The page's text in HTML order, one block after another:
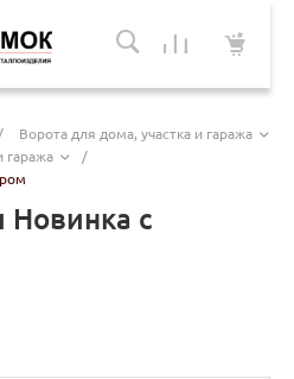
/
Ворота для дома, участка и гаража
гаража
/
Новинка с